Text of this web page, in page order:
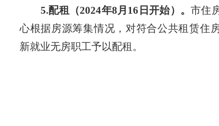
5.配租（2024年8月 16 日开始）。市住
心根据房源筹集情况，对符合公共租赁住
新就业无房职工予以配租。